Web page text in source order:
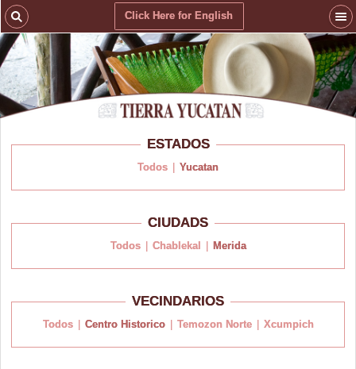
Click Here for English
ESTADOS
Todos Yucatan
CIUDADS
Todos Chablekal Merida
VECINDARIOS
Todos Centro Historico Temozon Norte Xcumpich